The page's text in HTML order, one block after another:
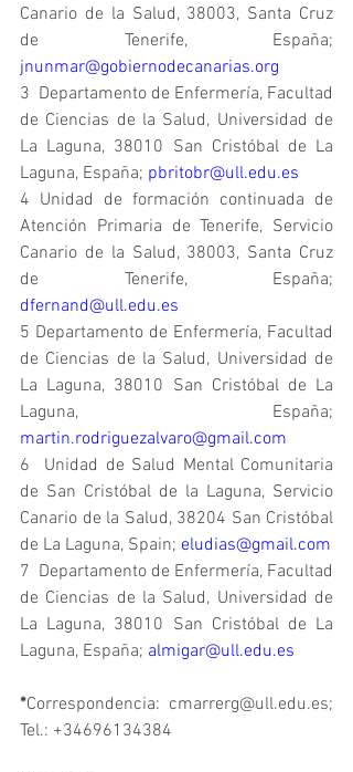
Canario de la Salud, 38003, Santa Cruz
jnunmar@gobiernodecanarias.org
3  Departamento de Enfermería, Facultad
de Ciencias de la Salud, Universidad de
La Laguna, 38010 San Cristóbal de La
Laguna, España; pbritobr@ull.edu.es
4 Unidad de formación continuada de
Atención Primaria de Tenerife, Servicio
Canario de la Salud, 38003, Santa Cruz
dfernand@ull.edu.es
5 Departamento de Enfermería, Facultad
de Ciencias de la Salud, Universidad de
La Laguna, 38010 San Cristóbal de La
martin.rodriguezalvaro@gmail.com
6  Unidad de Salud Mental Comunitaria
de San Cristóbal de la Laguna, Servicio
Canario de la Salud, 38204 San Cristóbal
de La Laguna, Spain; eludias@gmail.com
7  Departamento de Enfermería, Facultad
de Ciencias de la Salud, Universidad de
La Laguna, 38010 San Cristóbal de La
Laguna, España; almigar@ull.edu.es
*Correspondencia: cmarrerg@ull.edu.es;
Tel.: +34696134384